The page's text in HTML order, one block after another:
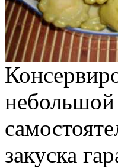
закуска